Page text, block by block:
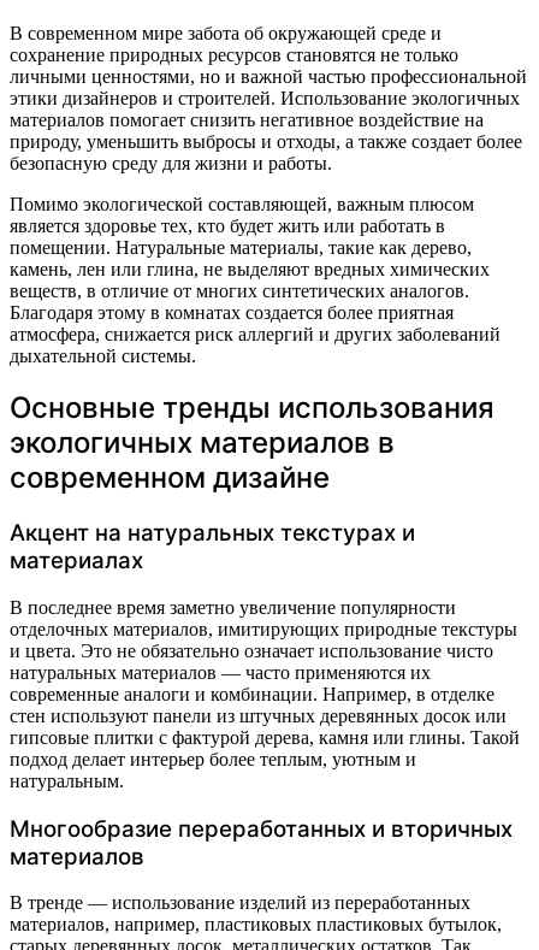
В современном мире забота об окружающей среде и
сохранение природных ресурсов становятся не только
личными ценностями, но и важной частью профессиональной
этики дизайнеров и строителей. Использование экологичных
материалов помогает снизить негативное воздействие на
природу, уменьшить выбросы и отходы, а также создает более
безопасную среду для жизни и работы.
Помимо экологической составляющей, важным плюсом
является здоровье тех, кто будет жить или работать в
помещении. Натуральные материалы, такие как дерево,
камень, лен или глина, не выделяют вредных химических
веществ, в отличие от многих синтетических аналогов.
Благодаря этому в комнатах создается более приятная
атмосфера, снижается риск аллергий и других заболеваний
дыхательной системы.
Основные тренды использования
экологичных материалов в
современном дизайне
Акцент на натуральных текстурах и
материалах
В последнее время заметно увеличение популярности
отделочных материалов, имитирующих природные текстуры
и цвета. Это не обязательно означает использование чисто
натуральных материалов — часто применяются их
современные аналоги и комбинации. Например, в отделке
стен используют панели из штучных деревянных досок или
гипсовые плитки с фактурой дерева, камня или глины. Такой
подход делает интерьер более теплым, уютным и
натуральным.
Многообразие переработанных и вторичных
материалов
В тренде — использование изделий из переработанных
материалов, например, пластиковых пластиковых бутылок,